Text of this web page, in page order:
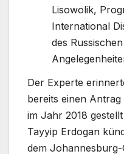
Lisowolik,
International
des
Der Experte
bereits einen
im Jahr 2018
Tayyip Erdogan
dem